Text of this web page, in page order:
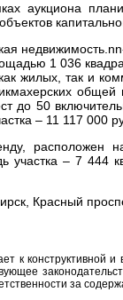
аукциона
1 036
жилых, так и
до 50
– 11 117 000
расположен
участка – 7
Красный
к конструктивной
за